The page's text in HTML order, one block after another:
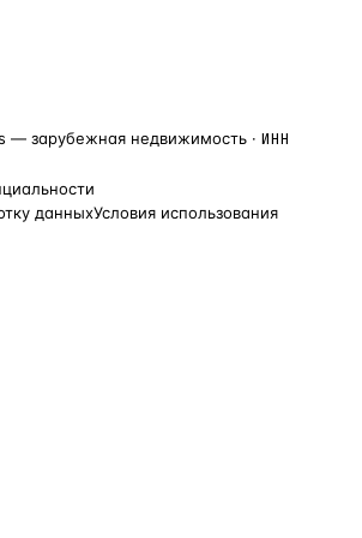
— зарубежная недвижимость · ИНН
данныхУсловия использования